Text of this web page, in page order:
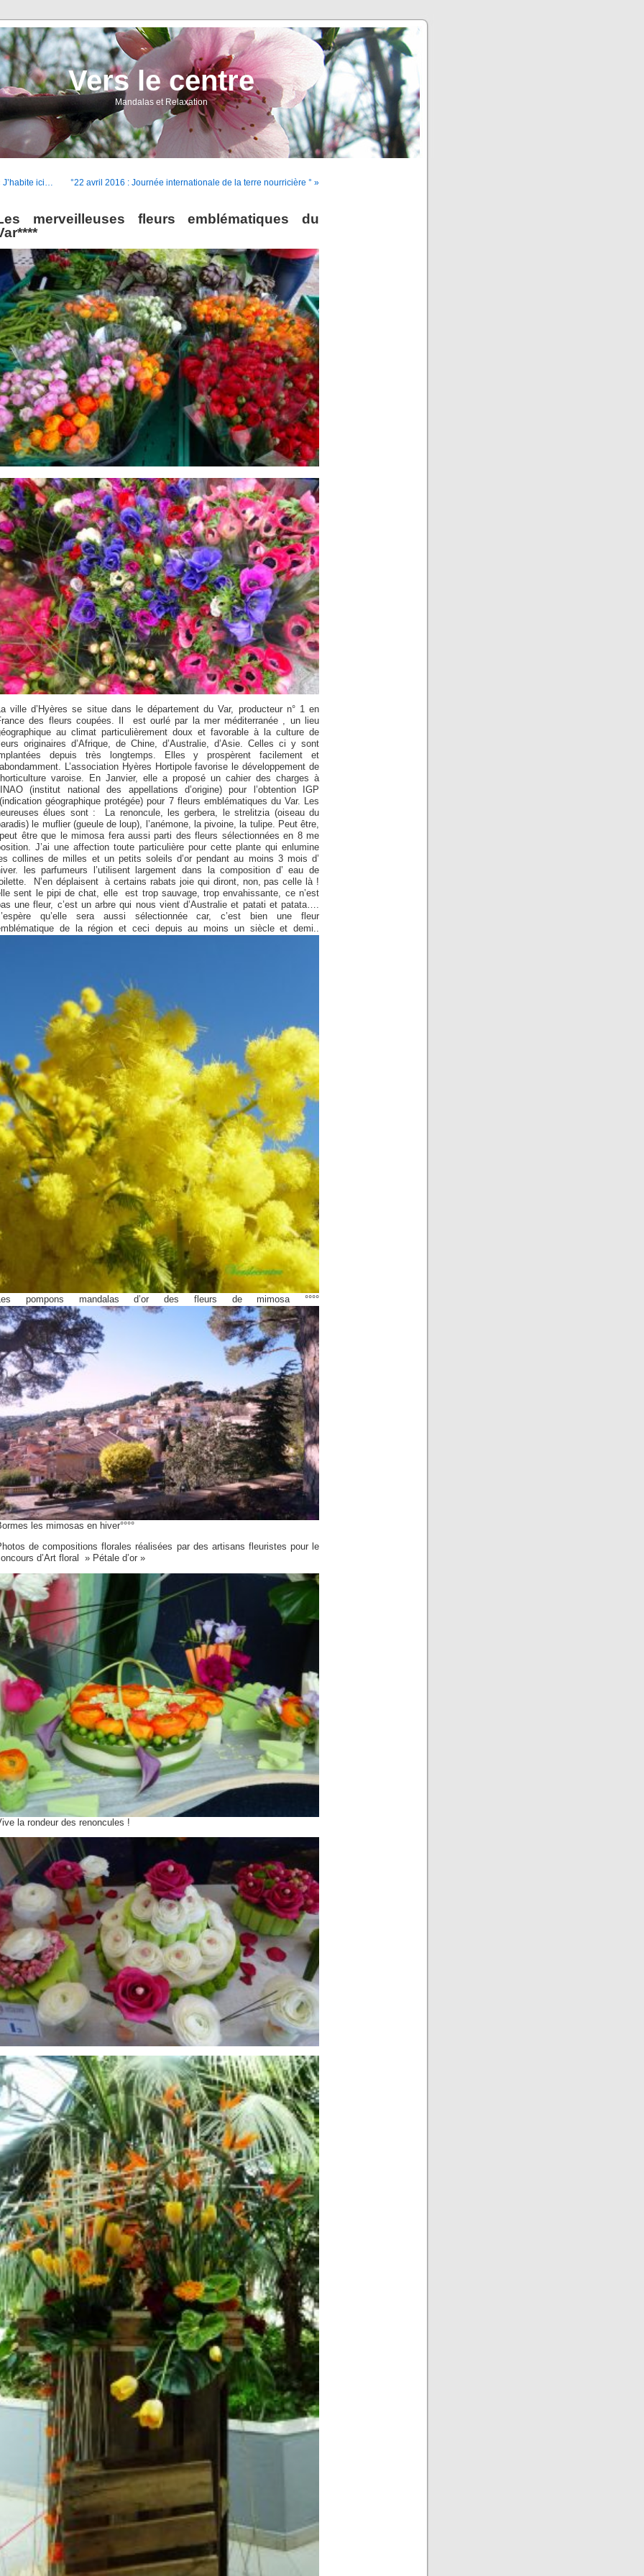
Vers le centre
Mandalas et Relaxation
J’habite ici… °22 avril 2016 : Journée internationale de la terre nourricière ° »
merveilleuses fleurs emblématiques du
ville d’Hyères se situe dans le département du Var, producteur n° 1 en
des fleurs coupées. Il est ourlé par la mer méditerranée , un lieu
au climat particulièrement doux et favorable à la culture de
originaires d’Afrique, de Chine, d’Australie, d’Asie. Celles ci y sont
depuis très longtemps. Elles y prospèrent facilement et
L’association Hyères Hortipole favorise le développement de
varoise. En Janvier, elle a proposé un cahier des charges à
(institut national des appellations d’origine) pour l’obtention IGP
géographique protégée) pour 7 fleurs emblématiques du Var. Les
élues sont : La renoncule, les gerbera, le strelitzia (oiseau du
le muflier (gueule de loup), l’anémone, la pivoine, la tulipe. Peut être,
être que le mimosa fera aussi parti des fleurs sélectionnées en 8 me
J’ai une affection toute particulière pour cette plante qui enlumine
collines de milles et un petits soleils d’or pendant au moins 3 mois d’
les parfumeurs l’utilisent largement dans la composition d’ eau de
N’en déplaisent à certains rabats joie qui diront, non, pas celle là !
sent le pipi de chat, elle est trop sauvage, trop envahissante, ce n’est
une fleur, c’est un arbre qui nous vient d’Australie et patati et patata….
qu’elle sera aussi sélectionnée car, c’est bien une fleur
de la région et ceci depuis au moins un siècle et demi.
pompons mandalas d’or des fleurs de mimosa °°°°
les mimosas en hiver°°°°
de compositions florales réalisées par des artisans fleuristes pour le
d’Art floral » Pétale d’or »
la rondeur des renoncules !